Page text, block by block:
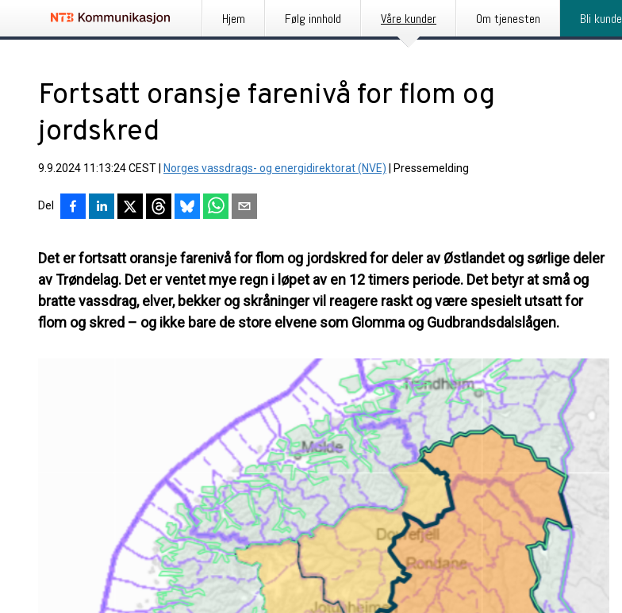
Hjem Følg innhold Våre kunder Om tjenesten Bli kunde
Fortsatt oransje farenivå for flom og
jordskred
9.9.2024 11:13:24 CEST Norges vassdrags- og energidirektorat (NVE) Pressemelding
Del
Det er fortsatt oransje farenivå for flom og jordskred for deler av Østlandet og sørlige deler
av Trøndelag. Det er ventet mye regn i løpet av en 12 timers periode. Det betyr at små og
bratte vassdrag, elver, bekker og skråninger vil reagere raskt og være spesielt utsatt for
flom og skred – og ikke bare de store elvene som Glomma og Gudbrandsdalslågen.